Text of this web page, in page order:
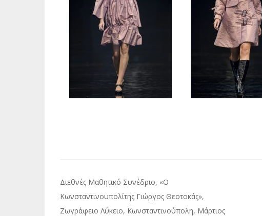
Πλοήγηση
άρθρων
Διεθνές Μαθητικό Συνέδριο, «Ο
Κωνσταντινουπολίτης Γιώργος Θεοτοκάς»,
Ζωγράφειο Λύκειο, Κωνσταντινούπολη, Μάρτιος